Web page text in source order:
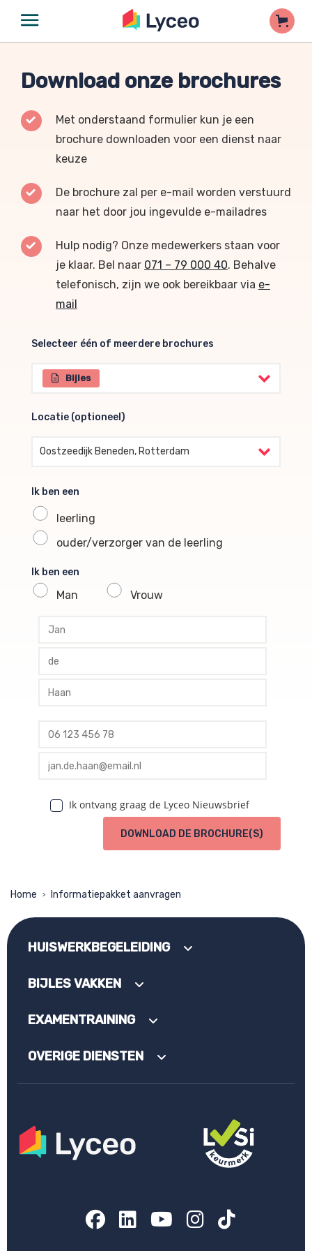
Download onze brochures
Met onderstaand formulier kun je een
brochure downloaden voor een dienst naar
keuze
De brochure zal per e-mail worden verstuurd
naar het door jou ingevulde e-mailadres
Hulp nodig? Onze medewerkers staan voor
je klaar. Bel naar 071 – 79 000 40. Behalve
telefonisch, zijn we ook bereikbaar via e-
mail
Selecteer één of meerdere brochures
Selecteer één of meerdere brochures
Bijles
Locatie (optioneel)
Locatie (optioneel)
Oostzeedijk Beneden, Rotterdam
Ik ben een
leerling
ouder/verzorger van de leerling
Ik ben een
Man Vrouw
profile voornaam
profile tussenvoegsel
profile achternaam
profile telefoon
profile email
Ik ontvang graag de Lyceo Nieuwsbrief
DOWNLOAD DE BROCHURE(S)
Home > Informatiepakket aanvragen
HUISWERKBEGELEIDING
BIJLES VAKKEN
EXAMENTRAINING
OVERIGE DIENSTEN
Facebook
LinkedIn
YouTube
Instagram
TikTok